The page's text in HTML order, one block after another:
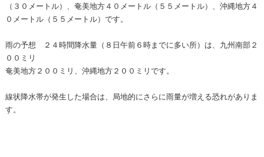
（３０メートル）、奄美地方４０メートル（５５メートル）、沖縄地方４
０メートル（５５メートル）です。
雨の予想 ２４時間降水量（８日午前６時までに多い所）は、九州南部２
００ミリ
奄美地方２００ミリ、沖縄地方２００ミリです。
線状降水帯が発生した場合は、局地的にさらに雨量が増える恐れがありま
す。